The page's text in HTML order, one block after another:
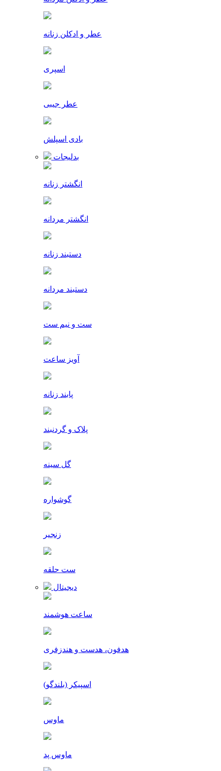
عطر و ادکلن زنانه
اسپری
عطر جیبی
بادی اسپلش
بدلیجات
انگشتر زنانه
انگشتر مردانه
دستبند زنانه
دستبند مردانه
ست و نیم ست
آویز ساعت
پابند زنانه
پلاک و گردنبند
گل سینه
گوشواره
زنجیر
ست حلقه
دیجیتال
ساعت هوشمند
هدفون، هدست و هندزفری
اسپیکر (بلندگو)
ماوس
ماوس پد